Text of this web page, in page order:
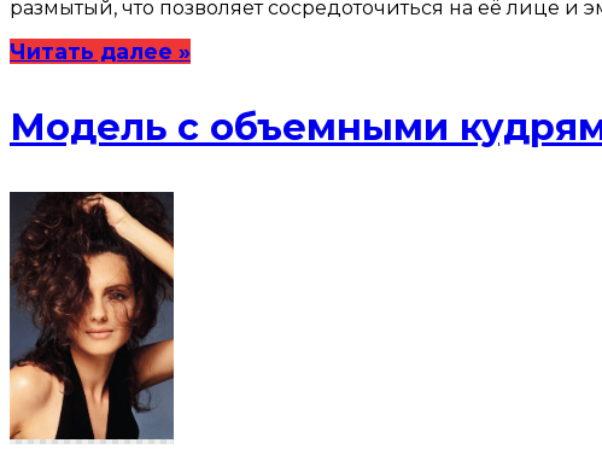
размытый, что позволяет сосредоточиться на её лице и
Читать далее »
Модель с объемными